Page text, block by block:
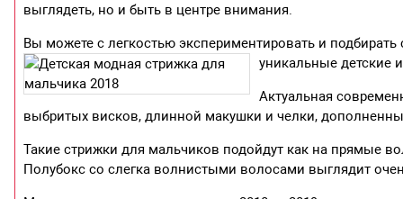
выглядеть, но и быть в центре внимания.
Вы можете с легкостью экспериментировать и
уникальные детские
Актуальная
выбритых висков, длинной макушки и челки,
Такие стрижки для мальчиков подойдут как на прямые
Полубокс со слегка волнистыми волосами выглядит